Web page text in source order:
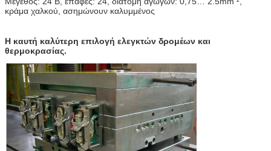
κράμα χαλκού, ασημώνουν καλυμμένος
Η καυτή καλύτερη επιλογή ελεγκτών δρομέων και
θερμοκρασίας.